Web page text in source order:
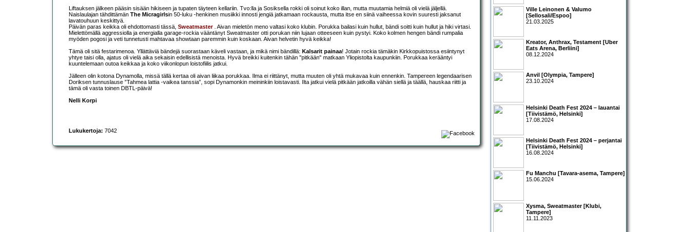
Liftauksen jälkeen pääsin sisään hikiseen ja tupaten täyteen kellariin. Tvo:lla ja Sosiksella rokki oli soinut koko illan, mutta muutamia helmiä oli vielä jäljellä.
Naislaulajan tähdittämän The Micragirlsin 50-luku -henkinen musiikki innosti jengiä jatkamaan rockausta, mutta itse en siinä vaiheessa kovin suuresti jaksanut
lavatouhuun keskittyä.
Päivän paras keikka oli ehdottomasti tässä, Sweatmaster. Aivan mieletön meno valtasi koko klubin. Porukka bailasi kuin hullut, bändi soitti kuin hullut ja hiki virtasi.
Mielettömällä aggressiolla ja energialla garage-rockia vääntänyt Sweatmaster otti porukan niin lujaan otteeseen kuin pystyi. Koko kolmen hengen bändi rumpalia
myöden pogosi ja veti tunnetusti mahtavaa showtaan paremmin kuin koskaan. Aivan helvetin hyvä keikka!
Tämä oli sitä festarimenoa. Yllättäviä bändejä suorastaan käveli vastaan, ja mikä nimi bändillä: Kalsarit painaa! Jotain rockia tämäkin Kirkkopuistossa esiintynyt
yhtye taisi olla, ajatus oli vielä aika sekaisin edellisistä menoista. Hyvä breikki kuitenkin tähän "pitkään" matkaan Yliopistolta kaupunkiin. Porukkaa kerääntyi
kuuntelemaan outoa keikkaa ja koko viikonlopun loistofiilis jatkui.
Jälleen olin kotona Dynamolla, missä tällä kertaa oli aivan liikaa porukkaa. Ilma ei riittänyt, mutta muuten oli yhtä mukavaa kuin ennenkin. Tampereen legendaarisen
Doriksen tunnuslause ”Tahmea lattia -vaikea tanssia”, sopi Dynamonkin meininkiin loistavasti. Ilta jatkui vielä pitkään jatkoilla vähän siellä ja täällä, hauskaa riitti ja
tämä oli vasta toinen DBTL-päivä!
Nelli Korpi
Lukukertoja: 7042
Ville Leinonen & Valumo
[Sellosali/Espoo]
21.03.2025
Kreator, Anthrax, Testament [Uber
Eats Arena, Berliini]
08.12.2024
Anvil [Olympia, Tampere]
23.10.2024
Helsinki Death Fest 2024 – lauantai
[Tiivistämö, Helsinki]
17.08.2024
Helsinki Death Fest 2024 – perjantai
[Tiivistämö, Helsinki]
16.08.2024
Fu Manchu [Tavara-asema, Tampere]
15.06.2024
Xysma, Sweatmaster [Klubi,
Tampere]
11.11.2023